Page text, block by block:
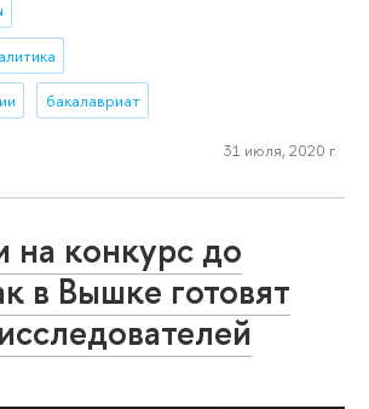
бакалавриат
31 июля, 2020 г.
на конкурс до
в Вышке готовят